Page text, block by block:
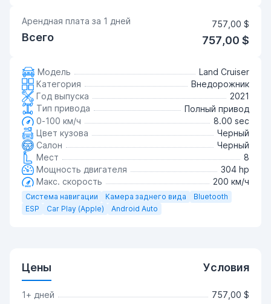
Арендная плата за 1 дней 757,00 $
Всего 757,00 $
Модель
Land Cruiser
Категория
Внедорожник
Год выпуска
2021
Тип привода
Полный привод
0-100 км/ч
8.00 sec
Цвет кузова
Черный
Салон
Черный
Мест
8
Мощность двигателя
304 hp
Макс. скорость
200 км/ч
Система навигации Камера заднего вида
Bluetooth
ESP
Car Play (Apple) Android Auto
Цены Условия
1+ дней 757,00 $